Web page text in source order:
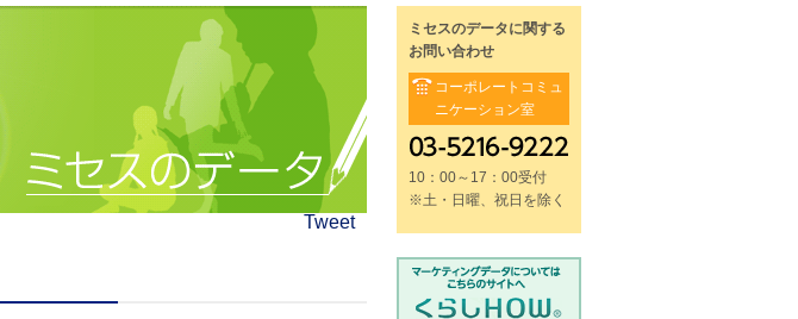
Tweet
ミセスのデータに関する
お問い合わせ
コーポレートコミュ
ニケーション室
10：00～17：00受付
※土・日曜、祝日を除く